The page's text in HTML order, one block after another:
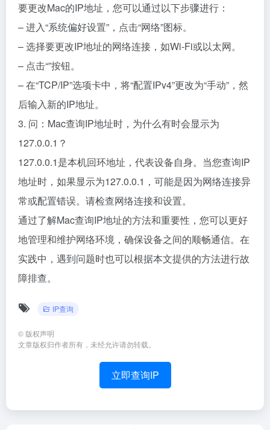
要更改Mac的IP地址，您可以通过以下步骤进行：
– 进入“系统偏好设置”，点击“网络”图标。
– 选择要更改IP地址的网络连接，如Wi-Fi或以太网。
– 点击“”按钮。
– 在“TCP/IP”选项卡中，将“配置IPv4”更改为“手动”，然
后输入新的IP地址。
3. 问：Mac查询IP地址时，为什么有时会显示为
127.0.0.1？
127.0.0.1是本机回环地址，代表设备自身。当您查询IP
地址时，如果显示为127.0.0.1，可能是因为网络连接异
常或配置错误。请检查网络连接和设置。
通过了解Mac查询IP地址的方法和重要性，您可以更好
地管理和维护网络环境，确保设备之间的顺畅通信。在
实践中，遇到问题时也可以根据本文提供的方法进行故
障排查。
IP查询
© 版权声明
文章版权归作者所有，未经允许请勿转载。
立即查询IP